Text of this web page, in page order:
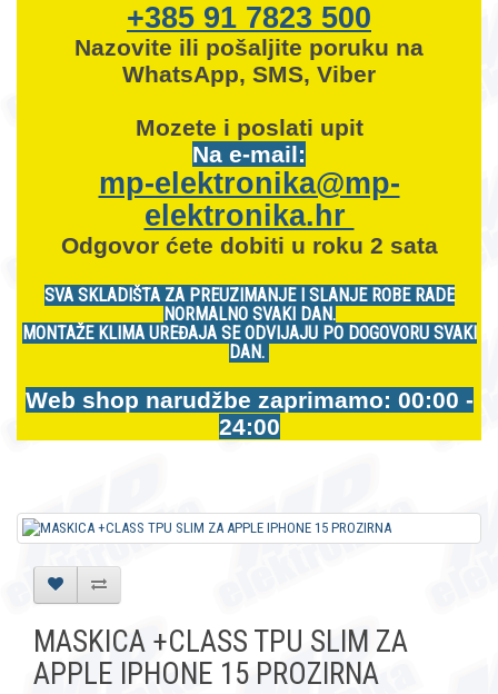
+385 91 7823 500
Nazovite ili pošaljite poruku na
WhatsApp, SMS, Viber
Mozete i poslati upit
Na e-mail:
mp-elektronika@mp-
elektronika.hr
Odgovor ćete dobiti u roku 2 sata
SVA SKLADIŠTA ZA PREUZIMANJE I SLANJE ROBE RADE
NORMALNO SVAKI DAN.
MONTAŽE KLIMA UREĐAJA SE ODVIJAJU PO DOGOVORU SVAKI
DAN.
Web shop narudžbe zaprimamo: 00:00 -
24:00
MASKICA +CLASS TPU SLIM ZA
APPLE IPHONE 15 PROZIRNA